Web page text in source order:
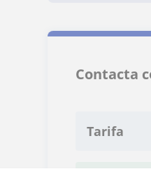
Contacta
Tarifa